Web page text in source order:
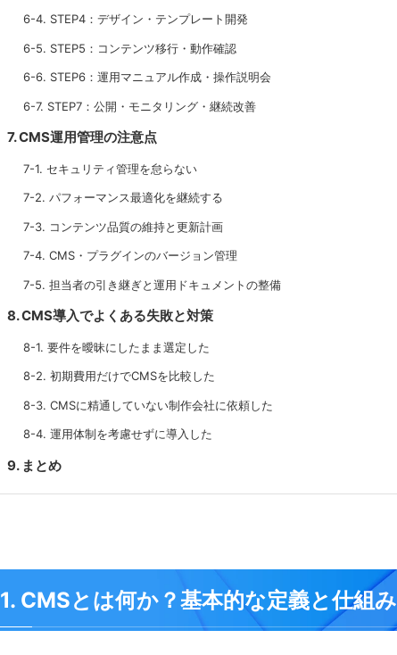
6-4. STEP4：デザイン・テンプレート開発
6-5. STEP5：コンテンツ移行・動作確認
6-6. STEP6：運用マニュアル作成・操作説明会
6-7. STEP7：公開・モニタリング・継続改善
7. CMS運用管理の注意点
7-1. セキュリティ管理を怠らない
7-2. パフォーマンス最適化を継続する
7-3. コンテンツ品質の維持と更新計画
7-4. CMS・プラグインのバージョン管理
7-5. 担当者の引き継ぎと運用ドキュメントの整備
8. CMS導入でよくある失敗と対策
8-1. 要件を曖昧にしたまま選定した
8-2. 初期費用だけでCMSを比較した
8-3. CMSに精通していない制作会社に依頼した
8-4. 運用体制を考慮せずに導入した
9. まとめ
1. CMSとは何か？基本的な定義と仕組み